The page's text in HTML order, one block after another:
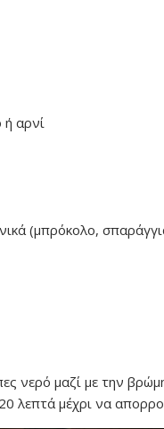
ή αρνί
(μπρόκολο,
νερό μαζί με την
λεπτά μέχρι να